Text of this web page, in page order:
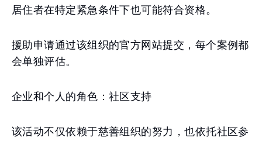
居住者在特定紧急条件下也可能符合资格。
援助申请通过该组织的官方网站提交，每个案例都
会单独评估。
企业和个人的角色：社区支持
该活动不仅依赖于慈善组织的努力，也依托社区参